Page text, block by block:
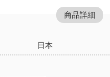
商品詳細
日本